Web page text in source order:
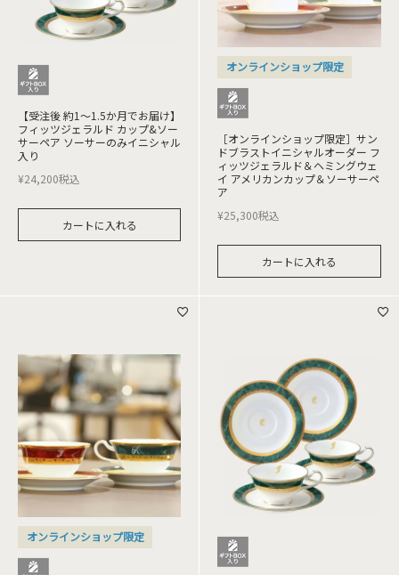
【受注後 約1～1.5か月でお届け】
フィッツジェラルド カップ&ソー
サーペア ソーサーのみイニシャル
入り
¥24,200税込
カートに入れる
オンラインショップ限定
［オンラインショップ限定］サン
ドブラストイニシャルオーダー フ
ィッツジェラルド＆ヘミングウェ
イ アメリカンカップ＆ソーサーペ
ア
¥25,300税込
カートに入れる
オンラインショップ限定